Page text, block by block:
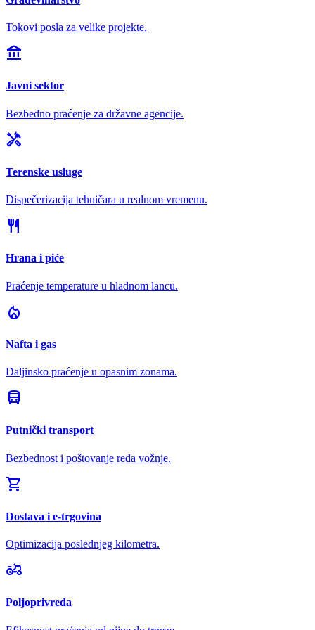
Tokovi posla za velike projekte.
account_balance
Javni sektor
Bezbedno praćenje za državne agencije.
handyman
Terenske usluge
Dispečerizacija tehničara u realnom vremenu.
restaurant
Hrana i piće
Praćenje temperature u hladnom lancu.
local_fire_department
Nafta i gas
Daljinsko praćenje u opasnim zonama.
directions_bus
Putnički transport
Bezbednost i poštovanje reda vožnje.
shopping_cart
Dostava i e-trgovina
Optimizacija poslednjeg kilometra.
agriculture
Poljoprivreda